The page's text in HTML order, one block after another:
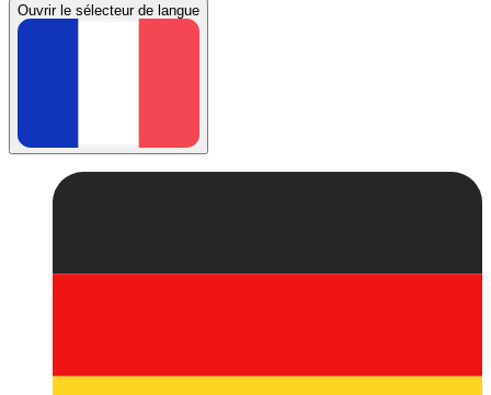
Ouvrir le sélecteur de langue